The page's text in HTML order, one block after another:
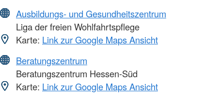
Ausbildungs- und Gesundheitszentrum
Liga der freien Wohlfahrtspflege
Karte: Link zur Google Maps Ansicht
Beratungszentrum
Beratungszentrum Hessen-Süd
Karte: Link zur Google Maps Ansicht